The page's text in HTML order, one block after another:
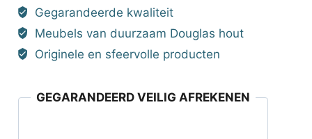
Gegarandeerde kwaliteit
Meubels van duurzaam Douglas hout
Originele en sfeervolle producten
GEGARANDEERD VEILIG AFREKENEN